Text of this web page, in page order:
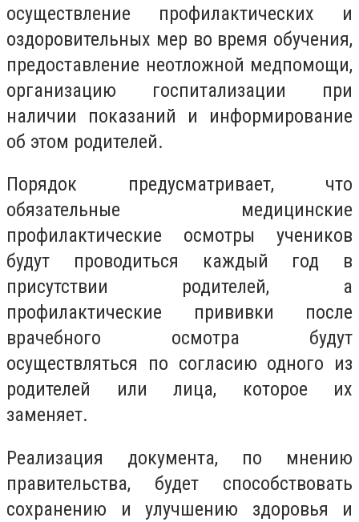
осуществление профилактических и
оздоровительных мер во время обучения,
предоставление неотложной медпомощи,
организацию госпитализации при
наличии показаний и информирование
об этом родителей.
Порядок предусматривает, что
обязательные медицинские
профилактические осмотры учеников
будут проводиться каждый год в
присутствии родителей, а
профилактические прививки после
врачебного осмотра будут
осуществляться по согласию одного из
родителей или лица, которое их
заменяет.
Реализация документа, по мнению
правительства, будет способствовать
сохранению и улучшению здоровья и